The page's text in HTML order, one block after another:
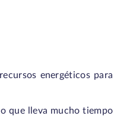
energéticos para
que lleva mucho tiempo